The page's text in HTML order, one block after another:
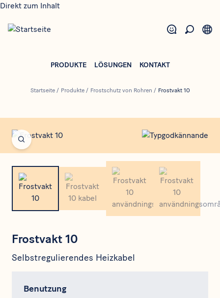
Direkt zum Inhalt
PRODUKTE LÖSUNGEN KONTAKT
Startseite/ Produkte/ Frostschutz von Rohren / Frostvakt 10
Open fullscreen
Frostvakt 10
Selbstregulierendes Heizkabel
Benutzung